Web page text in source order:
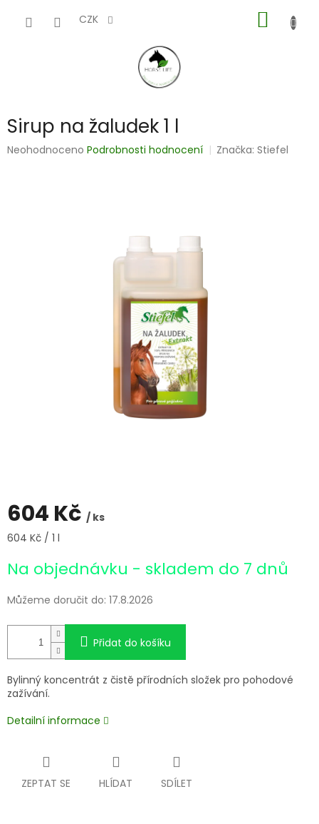
CZK
KOŠÍK
Sirup na žaludek 1 l
Průměrné
Neohodnoceno Podrobnosti hodnocení Značka:Stiefel
604 Kč / ks
Měrná
604 Kč / 1 l
Na objednávku - skladem do 7 dnů
Můžeme doručit do: 17.8.2026
Přidat do košíku
Bylinný koncentrát z čistě přírodních složek pro pohodové
zažívání.
Detailní informace
ZEPTAT SE HLÍDAT SDÍLET